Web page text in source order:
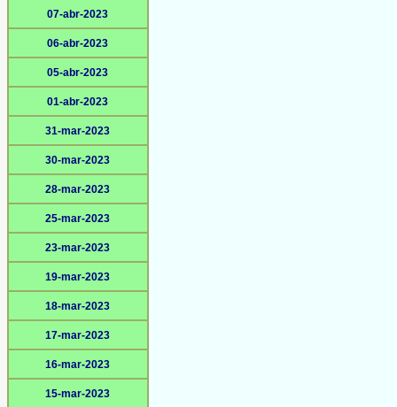
07-abr-2023
06-abr-2023
05-abr-2023
01-abr-2023
31-mar-2023
30-mar-2023
28-mar-2023
25-mar-2023
23-mar-2023
19-mar-2023
18-mar-2023
17-mar-2023
16-mar-2023
15-mar-2023